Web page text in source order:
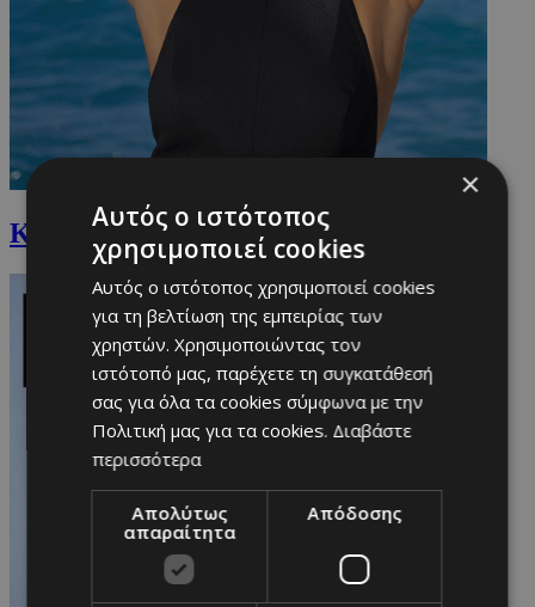
Καρολίνα Πελενδρίτου
×
Αυτός ο ιστότοπος
χρησιμοποιεί cookies
Αυτός ο ιστότοπος χρησιμοποιεί cookies
για τη βελτίωση της εμπειρίας των
χρηστών. Χρησιμοποιώντας τον
ιστότοπό μας, παρέχετε τη συγκατάθεσή
σας για όλα τα cookies σύμφωνα με την
Πολιτική μας για τα cookies. Διαβάστε
περισσότερα
Απολύτως
απαραίτητα
Απόδοσης